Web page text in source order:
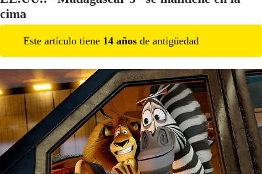
cima
Este artículo tiene 14 años de antigüedad